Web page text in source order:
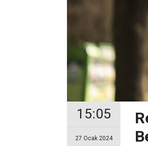
15:05
27 Ocak 2024